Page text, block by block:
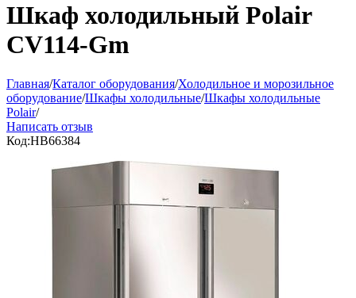
Шкаф холодильный Polair
CV114-Gm
Главная/Каталог оборудования/Холодильное и морозильное
оборудование/Шкафы холодильные/Шкафы холодильные
Polair/
Написать отзыв
Код:HB66384